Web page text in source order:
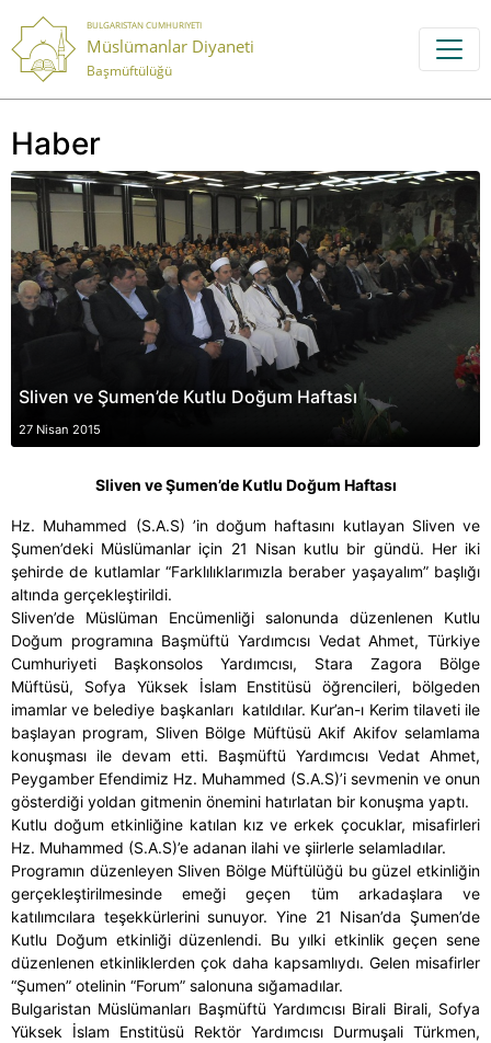
BULGARISTAN CUMHURIYETI
Müslümanlar Diyaneti
Başmüftülüğü
Haber
Sliven ve Şumen’de Kutlu Doğum Haftası
27 Nisan 2015
Sliven ve Şumen’de Kutlu Doğum Haftası
Hz. Muhammed (S.A.S) ’in doğum haftasını kutlayan Sliven ve
Şumen’deki Müslümanlar için 21 Nisan kutlu bir gündü. Her iki
şehirde de kutlamlar “Farklılıklarımızla beraber yaşayalım” başlığı
altında gerçekleştirildi.
Sliven’de Müslüman Encümenliği salonunda düzenlenen Kutlu
Doğum programına Başmüftü Yardımcısı Vedat Ahmet, Türkiye
Cumhuriyeti Başkonsolos Yardımcısı, Stara Zagora Bölge
Müftüsü, Sofya Yüksek İslam Enstitüsü öğrencileri, bölgeden
imamlar ve belediye başkanları katıldılar. Kur’an-ı Kerim tilaveti ile
başlayan program, Sliven Bölge Müftüsü Akif Akifov selamlama
konuşması ile devam etti. Başmüftü Yardımcısı Vedat Ahmet,
Peygamber Efendimiz Hz. Muhammed (S.A.S)’i sevmenin ve onun
gösterdiği yoldan gitmenin önemini hatırlatan bir konuşma yaptı.
Kutlu doğum etkinliğine katılan kız ve erkek çocuklar, misafirleri
Hz. Muhammed (S.A.S)’e adanan ilahi ve şiirlerle selamladılar.
Programın düzenleyen Sliven Bölge Müftülüğü bu güzel etkinliğin
gerçekleştirilmesinde emeği geçen tüm arkadaşlara ve
katılımcılara teşekkürlerini sunuyor. Yine 21 Nisan’da Şumen’de
Kutlu Doğum etkinliği düzenlendi. Bu yılki etkinlik geçen sene
düzenlenen etkinliklerden çok daha kapsamlıydı. Gelen misafirler
“Şumen” otelinin “Forum” salonuna sığamadılar.
Bulgaristan Müslümanları Başmüftü Yardımcısı Birali Birali, Sofya
Yüksek İslam Enstitüsü Rektör Yardımcısı Durmuşali Türkmen,